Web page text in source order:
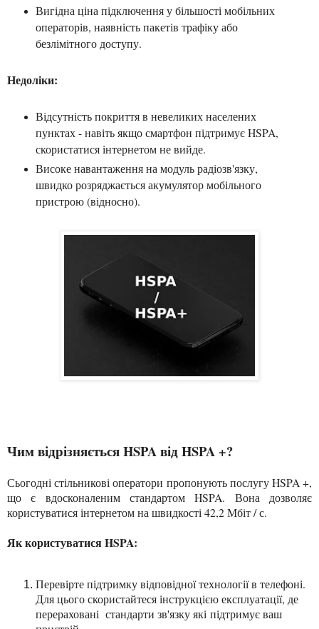
Вигідна ціна підключення у більшості мобільних
операторів, наявність пакетів трафіку або
безлімітного доступу.
Недоліки:
Відсутність покриття в невеликих населених
пунктах - навіть якщо смартфон підтримує HSPA,
скористатися інтернетом не вийде.
Високе навантаження на модуль радіозв'язку,
швидко розряджається акумулятор мобільного
пристрою (відносно).
Чим відрізняється HSPA від HSPA +?
Сьогодні стільникові оператори пропонують послугу HSPA +,
що є вдосконаленим стандартом HSPA. Вона дозволяє
користуватися інтернетом на швидкості 42,2 Мбіт / с.
Як користуватися HSPA:
Перевірте підтримку відповідної технології в телефоні.
Для цього скористайтеся інструкцією експлуатації, де
перераховані стандарти зв'язку які підтримує ваш